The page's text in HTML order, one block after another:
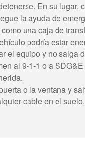
En su
la ayuda de
una caja de
podría estar
el equipo y no salga
al 9-1-1 o a
o la ventana y
cable en el suelo.